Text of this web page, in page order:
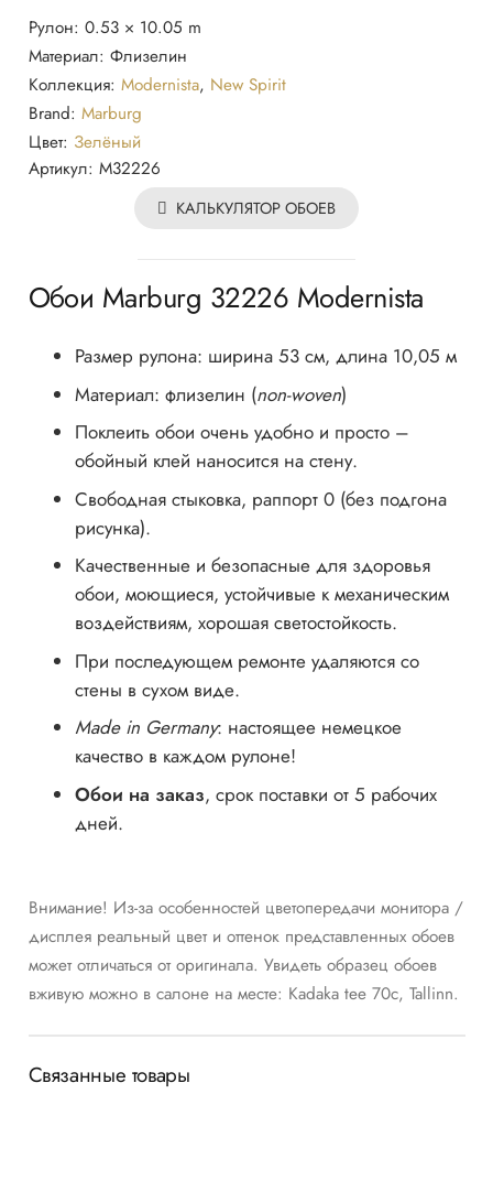
Обои
32226
Marburg
Рулон: 0.53 × 10.05 m
Материал: Флизелин
Коллекция: Modernista, New Spirit
Brand: Marburg
Цвет: Зелёный
Артикул: M32226
КАЛЬКУЛЯТОР ОБОЕВ
Обои Marburg 32226 Modernista
Размер рулона: ширина 53 см, длина 10,05 м
Материал: флизелин (non-woven)
Поклеить обои очень удобно и просто –
обойный клей наносится на стену.
Cвободная стыковка, раппорт 0 (без подгона
рисунка).
Качественные и безопасные для здоровья
обои, моющиеся, устойчивые к механическим
воздействиям, хорошая светостойкость.
При последующем ремонте удаляются со
стены в сухом виде.
Made in Germany: настоящее немецкое
качество в каждом рулоне!
Обои на заказ, срок поставки от 5 рабочих
дней.
Внимание! Из-за особенностей цветопередачи монитора /
дисплея реальный цвет и оттенок представленных обоев
может отличаться от оригинала. Увидеть образец обоев
вживую можно в салоне на месте: Kadaka tee 70c, Tallinn.
Связанные товары